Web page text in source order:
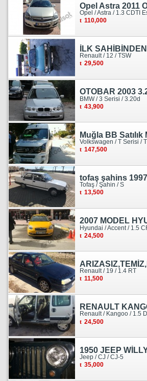
Opel / Astra / 1.3 CDTI
110,000
Renault / 12 / TSW
29,500
BMW / 3 Serisi / 3.20d
43,900
Volkswagen / T Serisi /
147,500
tofaş şahins 1997
Tofaş / Şahin / S
13,500
Hyundai / Accent / 1.5
24,500
Renault / 19 / 1.4 RT
11,500
Renault / Kangoo / 1.5
24,500
1950 JEEP
Jeep / CJ / CJ-5
35,000